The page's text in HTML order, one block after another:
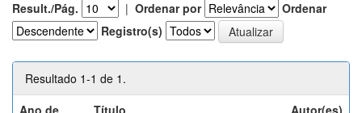
Result./Pág. | Ordenar por
Ordenar
Registro(s)
Resultado 1-1 de 1.
Ano de
Título Autor(es)